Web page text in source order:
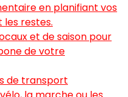
en planifiant vos
restes.
et de saison pour
de votre
de transport